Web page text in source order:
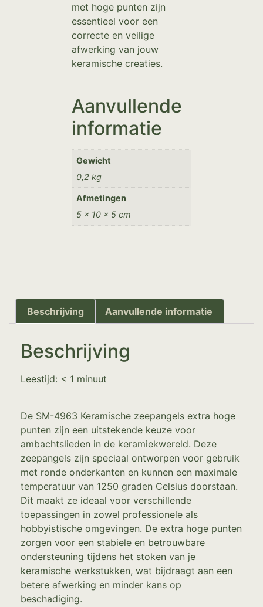
met hoge punten zijn
essentieel voor een
correcte en veilige
afwerking van jouw
keramische creaties.
Aanvullende
informatie
Gewicht
0,2 kg
Afmetingen
5 × 10 × 5 cm
Beschrijving Aanvullende informatie
Beschrijving
Leestijd: < 1 minuut
De SM-4963 Keramische zeepangels extra hoge
punten zijn een uitstekende keuze voor
ambachtslieden in de keramiekwereld. Deze
zeepangels zijn speciaal ontworpen voor gebruik
met ronde onderkanten en kunnen een maximale
temperatuur van 1250 graden Celsius doorstaan.
Dit maakt ze ideaal voor verschillende
toepassingen in zowel professionele als
hobbyistische omgevingen. De extra hoge punten
zorgen voor een stabiele en betrouwbare
ondersteuning tijdens het stoken van je
keramische werkstukken, wat bijdraagt aan een
betere afwerking en minder kans op
beschadiging.